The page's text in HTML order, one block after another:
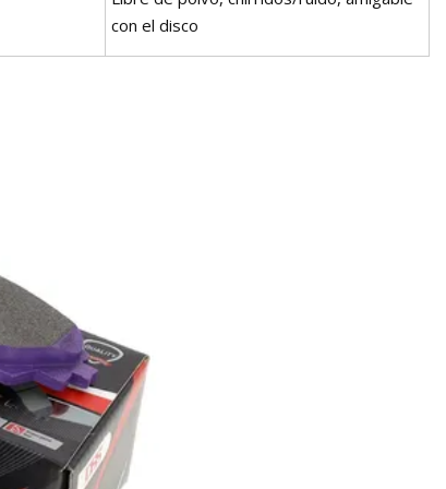
con el disco